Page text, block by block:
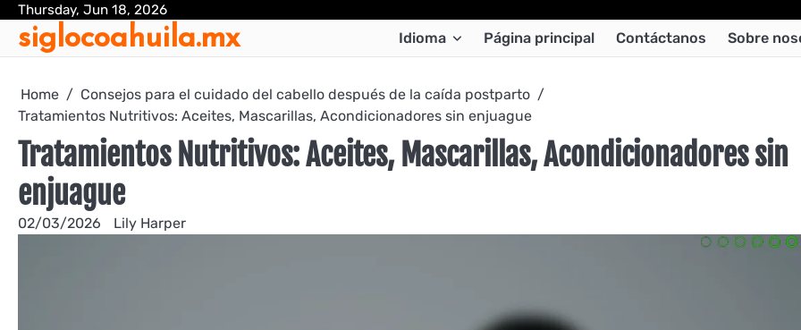
Skip
content
Thursday, Jun 18, 2026
siglocoahuila.mx Idioma Página principal Contáctanos Sobre
Home
Consejos para el cuidado del cabello después de la caída postparto
Tratamientos Nutritivos: Aceites, Mascarillas, Acondicionadores sin enjuague
Tratamientos Nutritivos: Aceites, Mascarillas, Acondicionadores sin
enjuague
02/03/2026 Lily Harper